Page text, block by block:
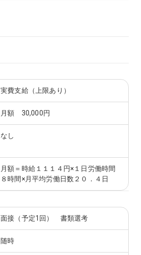
実費支給（上限あり）
月額 30,000円
なし
月額＝時給１１１４円×１日労働時間
８時間×月平均労働日数２０．４日
面接（予定1回） 書類選考
随時